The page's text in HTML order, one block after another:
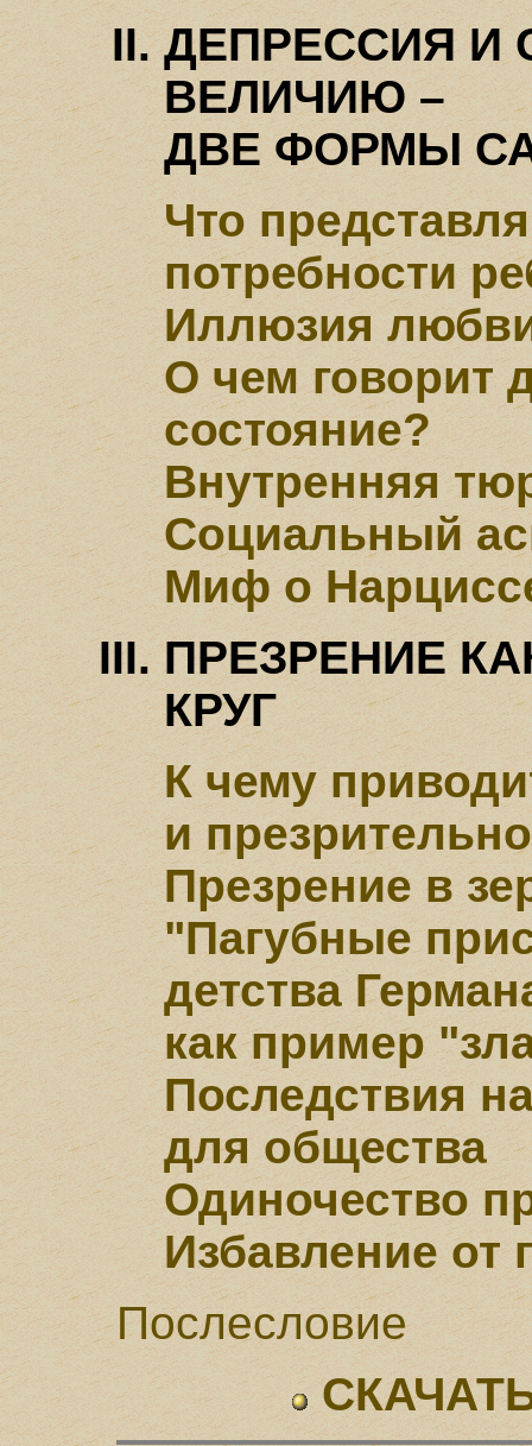
ДЕПРЕССИЯ И
ВЕЛИЧИЮ –
ДВЕ ФОРМЫ
Что
потребности
Иллюзия
О чем говорит
состояние?
Внутренняя
Социальный
Миф о
ПРЕЗРЕНИЕ
КРУГ
К чему
и
Презрение в
"Пагубные
детства
как пример
Последствия
для общества
Одиночество
Избавление от
Послесловие